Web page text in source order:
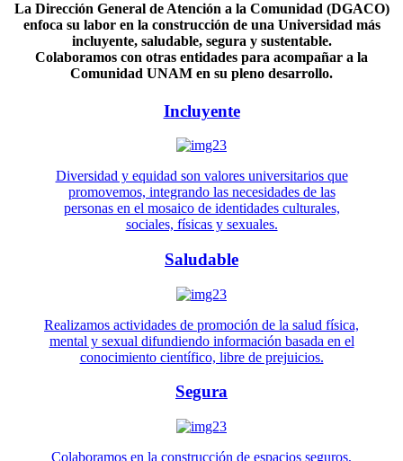
La Dirección General de Atención a la Comunidad (DGACO)
enfoca su labor en la construcción de una Universidad más
incluyente, saludable, segura y sustentable.
Colaboramos con otras entidades para acompañar a la
Comunidad UNAM en su pleno desarrollo.
Incluyente
Diversidad y equidad son valores universitarios que
promovemos, integrando las necesidades de las
personas en el mosaico de identidades culturales,
sociales, físicas y sexuales.
Saludable
Realizamos actividades de promoción de la salud física,
mental y sexual difundiendo información basada en el
conocimiento científico, libre de prejuicios.
Segura
Colaboramos en la construcción de espacios seguros,